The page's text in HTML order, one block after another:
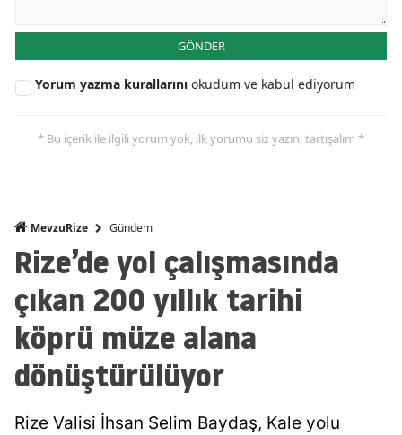
GÖNDER
Yorum yazma kurallarını okudum ve kabul ediyorum
* Bu içerik ile ilgili yorum yok, ilk yorumu siz yazın, tartışalım *
MevzuRize Gündem
Rize’de yol çalışmasında
çıkan 200 yıllık tarihi
köprü müze alana
dönüştürülüyor
Rize Valisi İhsan Selim Baydaş, Kale yolu